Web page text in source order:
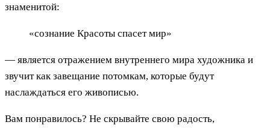
знаменитой:
«сознание Красоты спасет мир»
— является отражением внутреннего мира художника и
звучит как завещание потомкам, которые будут
наслаждаться его живописью.
Вам понравилось? Не скрывайте свою радость,